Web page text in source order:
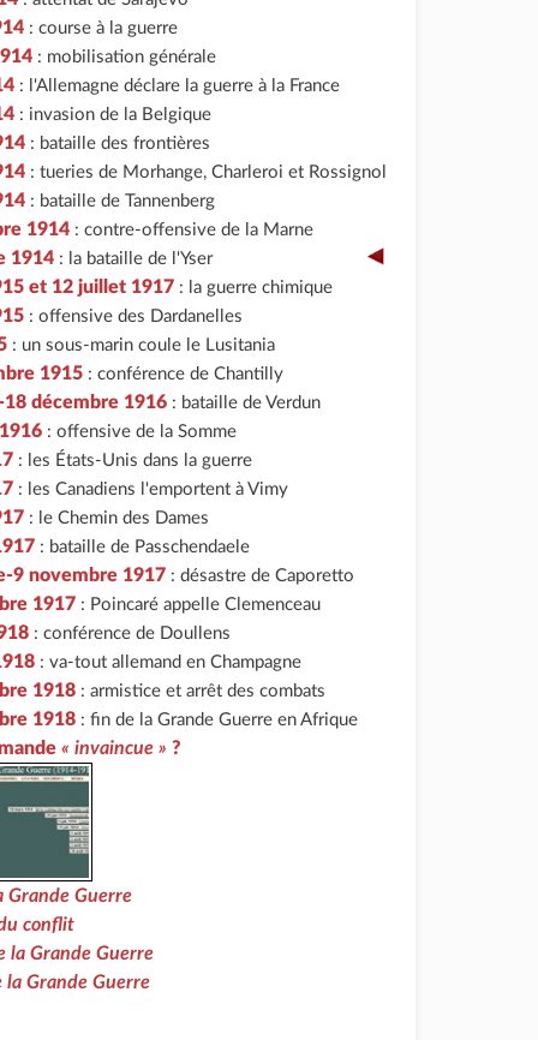
: course à la guerre
: mobilisation générale
: l'Allemagne déclare la guerre à la France
: invasion de la Belgique
: bataille des frontières
: tueries de Morhange, Charleroi et Rossignol
: bataille de Tannenberg
1914 : contre-offensive de la Marne
1914 : la bataille de l'Yser
et 12 juillet 1917 : la guerre chimique
: offensive des Dardanelles
: un sous-marin coule le Lusitania
1915 : conférence de Chantilly
décembre 1916 : bataille de Verdun
: offensive de la Somme
: les États-Unis dans la guerre
: les Canadiens l'emportent à Vimy
: le Chemin des Dames
: bataille de Passchendaele
9 novembre 1917 : désastre de Caporetto
1917 : Poincaré appelle Clemenceau
: conférence de Doullens
: va-tout allemand en Champagne
1918 : armistice et arrêt des combats
1918 : fin de la Grande Guerre en Afrique
« invaincue » ?
Grande Guerre
conflit
la Grande Guerre
la Grande Guerre